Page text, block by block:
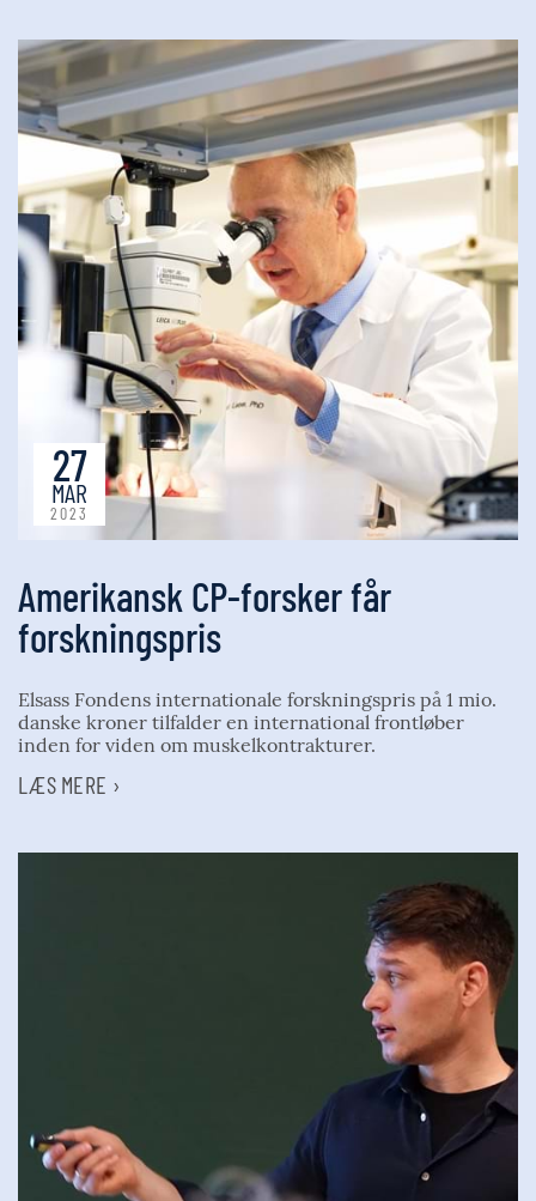
27
MAR
2023
Amerikansk CP-forsker får
forskningspris
Elsass Fondens internationale forskningspris på 1 mio.
danske kroner tilfalder en international frontløber
inden for viden om muskelkontrakturer.
LÆS MERE ›